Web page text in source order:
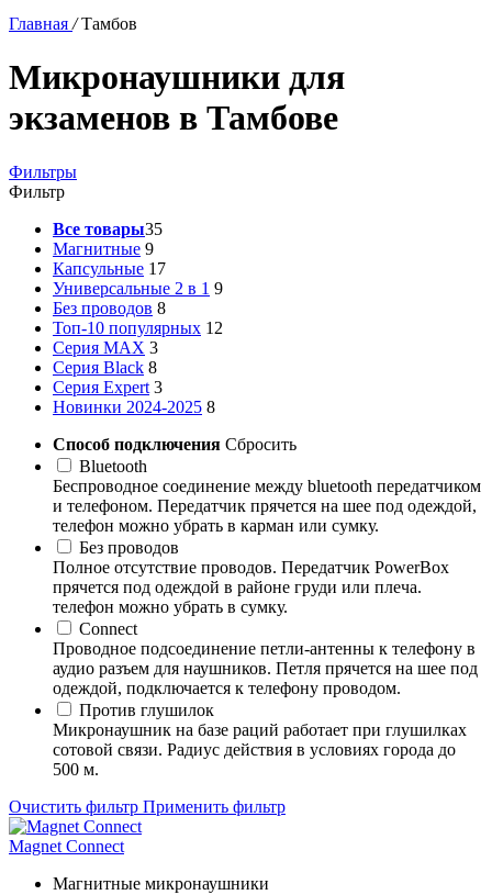
Главная / Тамбов
Микронаушники для
экзаменов в Тамбове
Фильтры
Фильтр
Все товары35
Магнитные 9
Капсульные 17
Универсальные 2 в 1 9
Без проводов 8
Топ-10 популярных 12
Серия MAX 3
Серия Black 8
Серия Expert 3
Новинки 2024-2025 8
Способ подключения Сбросить
Bluetooth
Беспроводное соединение между bluetooth передатчиком
и телефоном. Передатчик прячется на шее под одеждой,
телефон можно убрать в карман или сумку.
Без проводов
Полное отсутствие проводов. Передатчик PowerBox
прячется под одеждой в районе груди или плеча.
телефон можно убрать в сумку.
Connect
Проводное подсоединение петли-антенны к телефону в
аудио разъем для наушников. Петля прячется на шее под
одеждой, подключается к телефону проводом.
Против глушилок
Микронаушник на базе раций работает при глушилках
сотовой связи. Радиус действия в условиях города до
500 м.
Очистить фильтр Применить фильтр
Magnet Connect
Магнитные микронаушники